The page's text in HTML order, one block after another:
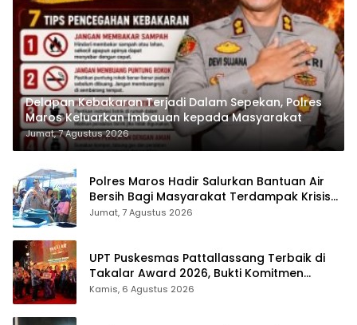
Delapan Kebakaran Terjadi Dalam Sepekan, Polres
Maros Keluarkan Imbauan kepada Masyarakat
Jumat, 7 Agustus 2026
Polres Maros Hadir Salurkan Bantuan Air
Bersih Bagi Masyarakat Terdampak Krisis
Air Bersih Di Maros
Jumat, 7 Agustus 2026
UPT Puskesmas Pattallassang Terbaik di
Takalar Award 2026, Bukti Komitmen
Hadirkan Pelayanan Kesehatan Berkualitas
Kamis, 6 Agustus 2026